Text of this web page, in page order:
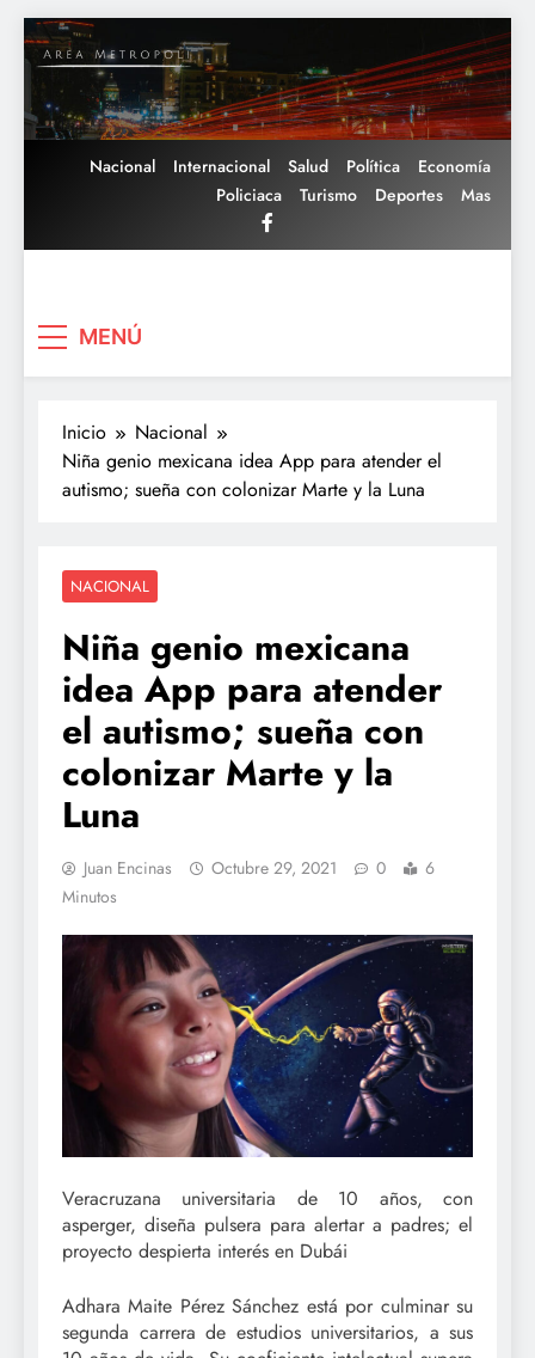
Saltar
al
contenido
Nacional Internacional Salud Política
Economía
Policiaca
Turismo Deportes Mas
MENÚ
Inicio
Nacional
Niña genio mexicana idea App para atender el
autismo; sueña con colonizar Marte y la Luna
NACIONAL
Niña genio mexicana
idea App para atender
el autismo; sueña con
colonizar Marte y la
Luna
Juan Encinas Octubre 29, 2021 0
6
Minutos
Veracruzana universitaria de 10 años, con
asperger, diseña pulsera para alertar a padres; el
proyecto despierta interés en Dubái
Adhara Maite Pérez Sánchez está por culminar su
segunda carrera de estudios universitarios, a sus